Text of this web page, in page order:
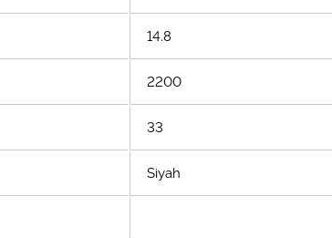
14.8
2200
33
Siyah